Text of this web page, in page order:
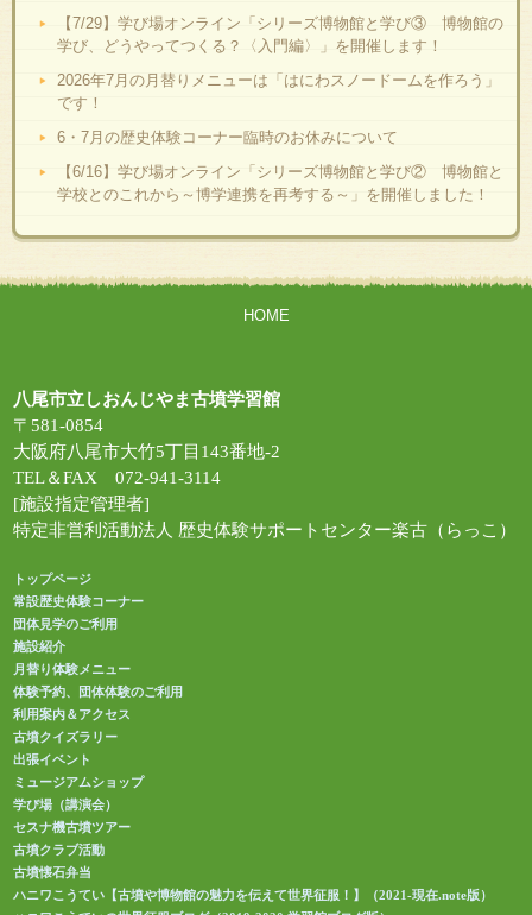
【7/29】学び場オンライン「シリーズ博物館と学び③ 博物館の
学び、どうやってつくる？〈入門編〉」を開催します！
2026年7月の月替りメニューは「はにわスノードームを作ろう」
です！
6・7月の歴史体験コーナー臨時のお休みについて
【6/16】学び場オンライン「シリーズ博物館と学び② 博物館と
学校とのこれから～博学連携を再考する～」を開催しました！
HOME
八尾市立しおんじやま古墳学習館
〒581-0854
大阪府八尾市大竹5丁目143番地-2
TEL＆FAX 072-941-3114
[施設指定管理者]
特定非営利活動法人 歴史体験サポートセンター楽古（らっこ）
トップページ
常設歴史体験コーナー
団体見学のご利用
施設紹介
月替り体験メニュー
体験予約、団体体験のご利用
利用案内＆アクセス
古墳クイズラリー
出張イベント
ミュージアムショップ
学び場（講演会）
セスナ機古墳ツアー
古墳クラブ活動
古墳懐石弁当
ハニワこうてい【古墳や博物館の魅力を伝えて世界征服！】（2021-現在.note版）